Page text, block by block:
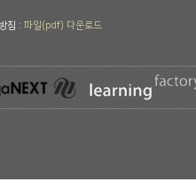
침 : 파일(pdf) 다운로드